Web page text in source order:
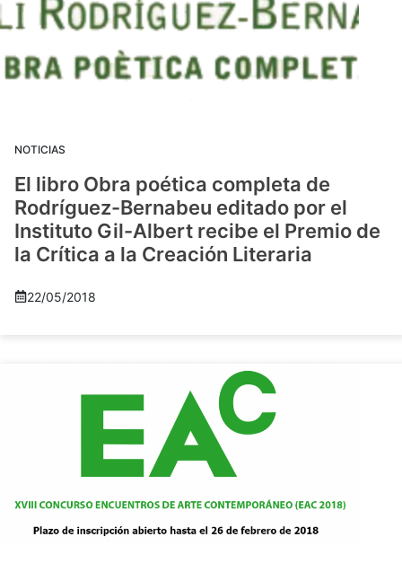
NOTICIAS
El libro Obra poética completa de
Rodríguez-Bernabeu editado por el
Instituto Gil-Albert recibe el Premio de
la Crítica a la Creación Literaria
22/05/2018